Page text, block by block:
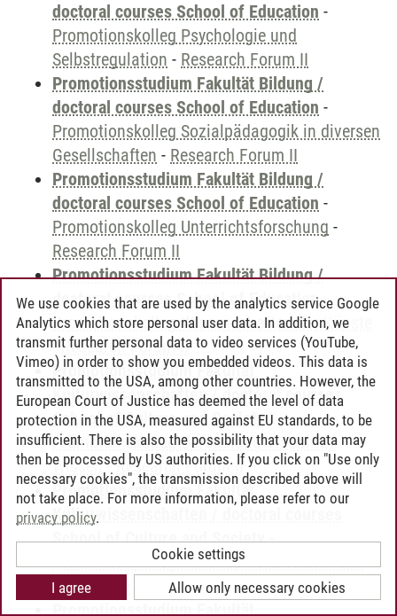
doctoral courses School of Education -
Promotionskolleg Psychologie und
Selbstregulation - Research Forum II
Promotionsstudium Fakultät Bildung /
doctoral courses School of Education -
Promotionskolleg Sozialpädagogik in diversen
Gesellschaften - Research Forum II
Promotionsstudium Fakultät Bildung /
doctoral courses School of Education -
Promotionskolleg Unterrichtsforschung -
Research Forum II
Promotionsstudium Fakultät Bildung /
doctoral courses School of Education-
Promotionskolleg Wissenschaften der Künste
-Research Forum II
Promotionsstudium Fakultät
Kulturwissenschaften / doctoral courses
School of Culture and Society-
Promotionskolleg Darstellung Visualität
Wissen-Research Forum II
Promotionsstudium Fakultät
Kulturwissenschaften / doctoral courses
School of Culture and Society-
Promotionskolleg Philosophie, Literatur und
Geschichte
Research Forum II
Promotionsstudium Fakultät
We use cookies that are used by the analytics service Google
Analytics which store personal user data. In addition, we
transmit further personal data to video services (YouTube,
Vimeo) in order to show you embedded videos. This data is
transmitted to the USA, among other countries. However, the
European Court of Justice has deemed the level of data
protection in the USA, measured against EU standards, to be
insufficient. There is also the possibility that your data may
then be processed by US authorities. If you click on "Use only
necessary cookies", the transmission described above will
not take place. For more information, please refer to our
privacy policy.
Cookie settings
Allow only necessary cookies
I agree